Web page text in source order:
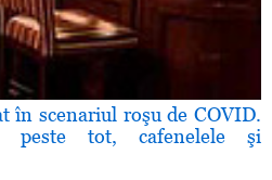
în scenariul roşu de COVID.
peste tot, cafenelele şi